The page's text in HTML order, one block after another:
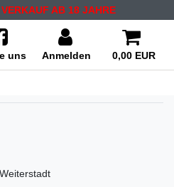
VERKAUF AB 18 JAHRE
uns Anmelden 0,00 EUR